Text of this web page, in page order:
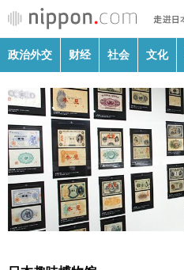
政治外交
财经
政治外交 财经 社会 文化